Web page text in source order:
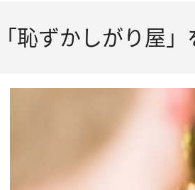
「恥ずかしがり屋